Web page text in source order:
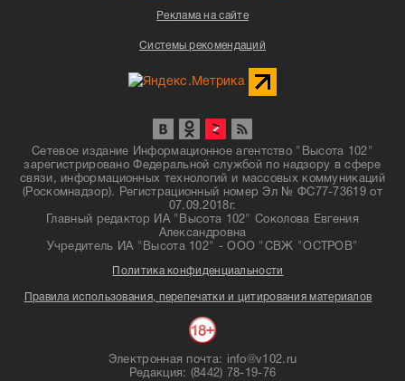
Реклама на сайте
Системы рекомендаций
Сетевое издание Информационное агентство "Высота 102"
зарегистрировано Федеральной службой по надзору в сфере
связи, информационных технологий и массовых коммуникаций
(Роскомнадзор). Регистрационный номер Эл № ФС77-73619 от
07.09.2018г.
Главный редактор ИА "Высота 102" Соколова Евгения
Александровна
Учредитель ИА "Высота 102" - ООО "СВЖ "ОСТРОВ"
Политика конфиденциальности
Правила использования, перепечатки и цитирования материалов
Электронная почта: info@v102.ru
Редакция: (8442) 78-19-76